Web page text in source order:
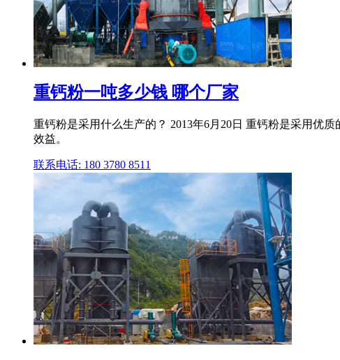
重钙粉一吨多少钱 哪个厂家
重钙粉是采用什么生产的？ 2013年6月20日 重钙粉是采用优
效益。
联系电话: 180 3780 8511